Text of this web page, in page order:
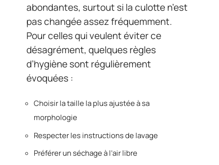
abondantes, surtout si la culotte n’est
pas changée assez fréquemment.
Pour celles qui veulent éviter ce
désagrément, quelques règles
d’hygiène sont régulièrement
évoquées :
Choisir la taille la plus ajustée à sa
morphologie
Respecter les instructions de lavage
Préférer un séchage à l’air libre